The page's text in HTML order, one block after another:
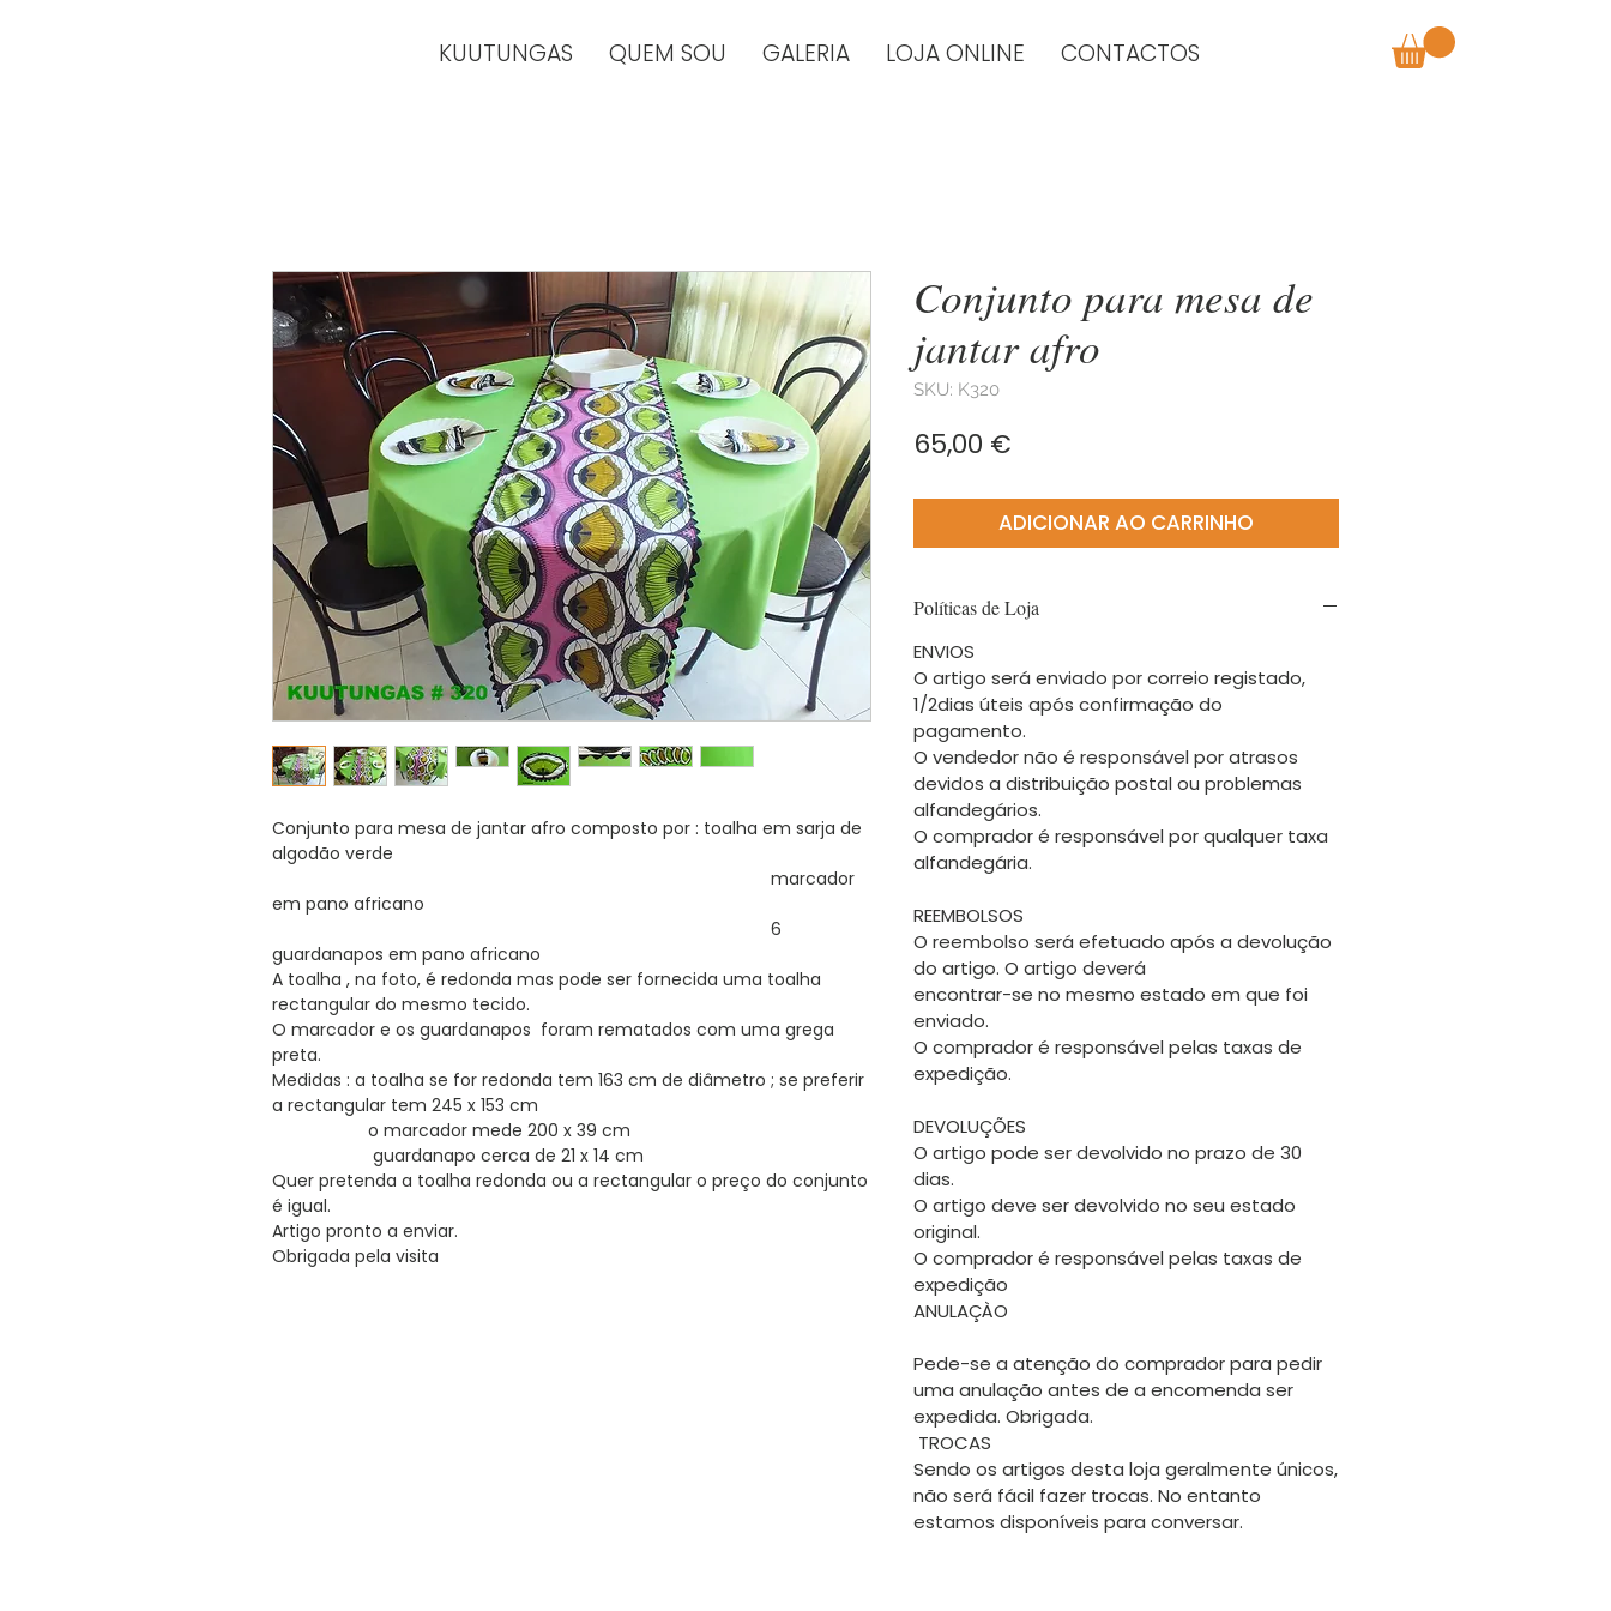
KUUTUNGAS QUEM SOU GALERIA LOJA ONLINE CONTACTOS
Conjunto para mesa de jantar afro composto por : toalha em sarja de
algodão verde
marcador
em pano africano
6
guardanapos em pano africano
A toalha , na foto, é redonda mas pode ser fornecida uma toalha
rectangular do mesmo tecido.
O marcador e os guardanapos foram rematados com uma grega
preta.
Medidas : a toalha se for redonda tem 163 cm de diâmetro ; se preferir
a rectangular tem 245 x 153 cm
o marcador mede 200 x 39 cm
guardanapo cerca de 21 x 14 cm
Quer pretenda a toalha redonda ou a rectangular o preço do conjunto
é igual.
Artigo pronto a enviar.
Obrigada pela visita
Conjunto para mesa de
jantar afro
SKU: K320
65,00 €
ADICIONAR AO CARRINHO
Políticas de Loja
ENVIOS
O artigo será enviado por correio registado,
1/2dias úteis após confirmação do
pagamento.
O vendedor não é responsável por atrasos
devidos a distribuição postal ou problemas
alfandegários.
O comprador é responsável por qualquer taxa
alfandegária.
REEMBOLSOS
O reembolso será efetuado após a devolução
do artigo. O artigo deverá
encontrar-se no mesmo estado em que foi
enviado.
O comprador é responsável pelas taxas de
expedição.
DEVOLUÇÕES
O artigo pode ser devolvido no prazo de 30
dias.
O artigo deve ser devolvido no seu estado
original.
O comprador é responsável pelas taxas de
expedição
ANULAÇÀO
Pede-se a atenção do comprador para pedir
uma anulação antes de a encomenda ser
expedida. Obrigada.
TROCAS
Sendo os artigos desta loja geralmente únicos,
não será fácil fazer trocas. No entanto
estamos disponíveis para conversar.